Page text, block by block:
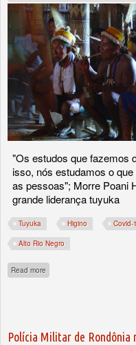
"Os estudos que fazemos
isso, nós estudamos o
as pessoas"; Morre Poani
grande liderança tuyuka
Tuyuka Higino Covid-
Alto Rio Negro
Read more
Polícia Militar de Rondônia